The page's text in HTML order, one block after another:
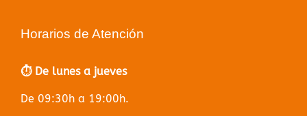
Horarios de Atención
⏱️ De lunes a jueves
De 09:30h a 19:00h.